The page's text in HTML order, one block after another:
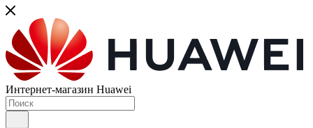
Интернет-магазин Huawei